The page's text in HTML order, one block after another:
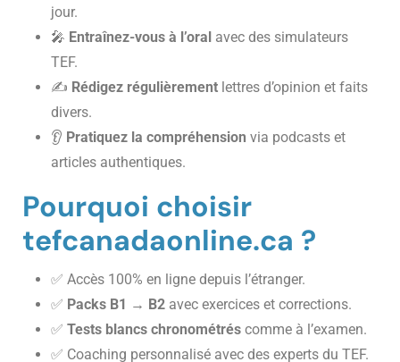
jour.
🎤 Entraînez-vous à l’oral avec des simulateurs
TEF.
✍️ Rédigez régulièrement lettres d’opinion et faits
divers.
👂 Pratiquez la compréhension via podcasts et
articles authentiques.
Pourquoi choisir
tefcanadaonline.ca ?
✅ Accès 100% en ligne depuis l’étranger.
✅ Packs B1 → B2 avec exercices et corrections.
✅ Tests blancs chronométrés comme à l’examen.
✅ Coaching personnalisé avec des experts du TEF.